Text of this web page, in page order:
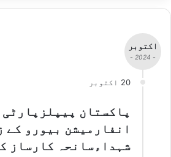
اکتوبر
- 2024 -
20 اکتوبر
پاکستان
انفارمیشن بیورو کے
شہداءسانحہ کارساز